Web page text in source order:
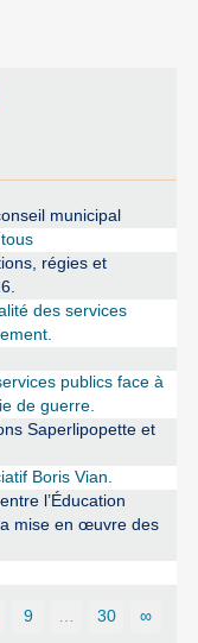
municipal
régies et
des services
publics face à
de guerre.
Saperlipopette et
Boris Vian.
l’Éducation
mise en œuvre des
9 30 ∞